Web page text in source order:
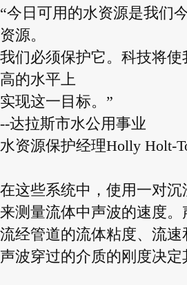
“今日可用的水资源是我们
资源。
我们必须保护它。科技将
高的水平上
实现这一目标。”
--达拉斯市水公用事业
水资源保护经理Holly Holt-
在这些系统中，使用一对
来测量流体中声波的速度
流经管道的流体粘度、流速
声波穿过的介质的刚度决定